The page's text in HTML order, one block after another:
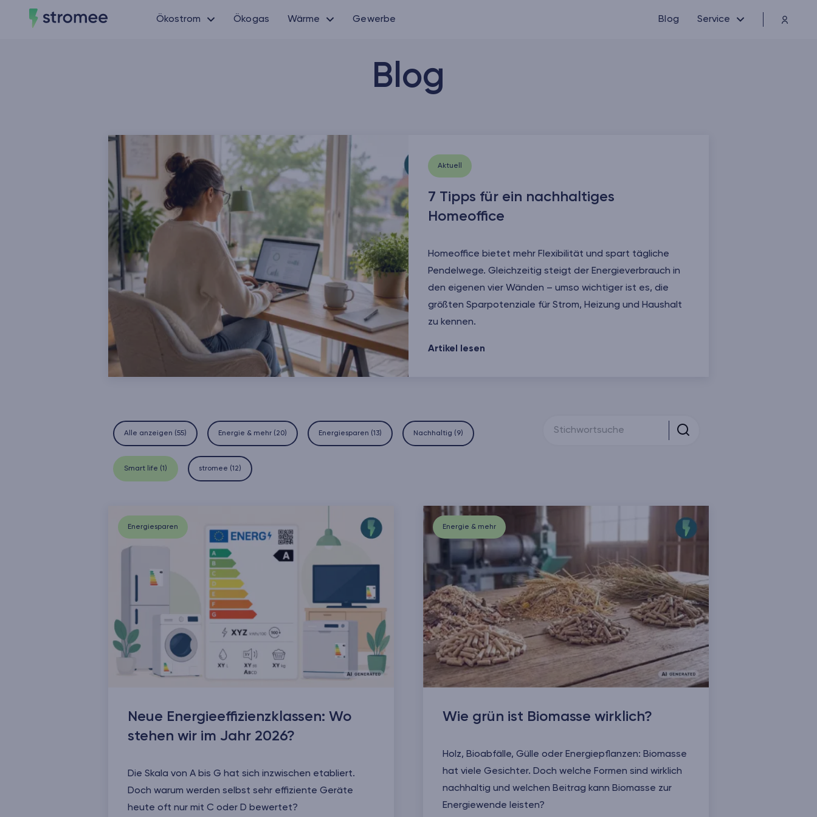
Ökostrom Ökogas Wärme Gewerbe Blog Service
Blog
Aktuell
7 Tipps für ein nachhaltiges
Homeoffice
Homeoffice bietet mehr Flexibilität und spart tägliche
Pendelwege. Gleichzeitig steigt der Energieverbrauch in
den eigenen vier Wänden – umso wichtiger ist es, die
größten Sparpotenziale für Strom, Heizung und Haushalt
zu kennen.
7 Tipps für ein nachhaltiges Homeoffice
Artikel lesen
Alle anzeigen (55) Energie & mehr (20) Energiesparen (13) Nachhaltig (9)
Smart life (1 ) stromee (12)
Energiesparen
Neue Energieeffizienzklassen: Wo
stehen wir im Jahr 2026?
Die Skala von A bis G hat sich inzwischen etabliert.
Doch warum werden selbst sehr effiziente Geräte
heute oft nur mit C oder D bewertet?
Energie & mehr
Wie grün ist Biomasse wirklich?
Holz, Bioabfälle, Gülle oder Energiepflanzen: Biomasse
hat viele Gesichter. Doch welche Formen sind wirklich
nachhaltig und welchen Beitrag kann Biomasse zur
Energiewende leisten?